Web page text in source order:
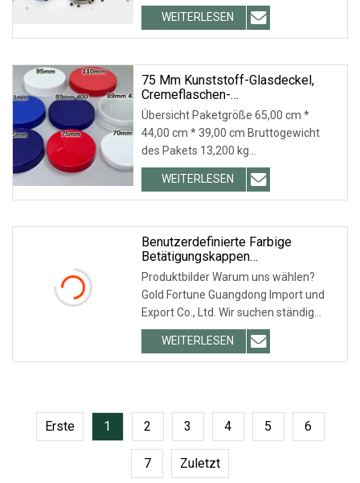
bereits nach ISO9001 zertifiziert und
wir sind der Hauptlieferant von Coca-
Cola, LIBBEY, ARC, TARGET usw. 3.
WEITERLESEN
75 Mm Kunststoff-Glasdeckel,
Cremeflaschen-
Schraubverschlüsse, Glasdeckel
Übersicht Paketgröße 65,00 cm *
44,00 cm * 39,00 cm Bruttogewicht
des Pakets 13,200 kg
Produktbeschreibung
Qualitätskontrolle Verpackung und
Lieferung Maßgeschneiderte
Wenn
WEITERLESEN
Benutzerdefinierte Farbige
Betätigungskappen
Kunststoffdeckel Für
Desinfektionssprühflaschen
Produktbilder Warum uns wählen?
Gold Fortune Guangdong Import und
Export Co., Ltd. Wir suchen ständig
nach kompetenten Herstellern und
investieren in diese. Unsere
Produktlinien umfassen derzeit: •
WEITERLESEN
Erste 1 2 3 4 5 6
7 Zuletzt